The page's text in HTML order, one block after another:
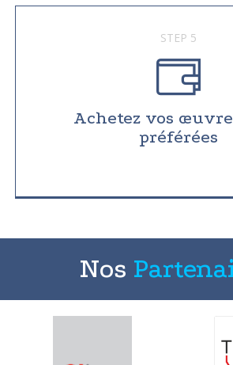
STEP 5
Achetez vos
préférées
Nos